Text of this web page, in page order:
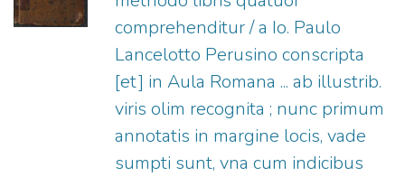
comprehenditur / a Io. Paulo
Lancelotto Perusino conscripta
[et] in Aula Romana ... ab illustrib.
viris olim recognita ; nunc primum
annotatis in margine locis, vade
sumpti sunt, vna cum indicibus